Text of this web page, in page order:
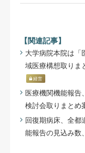
【関連記事】
大学病院本院は「
域医療構想取りま
経営
医療機関機能報告
検討会取りまとめ
回復期病床、全都
能報告の見込み数